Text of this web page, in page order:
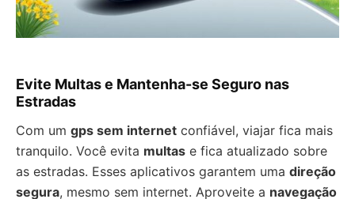
Evite Multas e Mantenha-se Seguro nas
Estradas
Com um gps sem internet confiável, viajar fica mais
tranquilo. Você evita multas e fica atualizado sobre
as estradas. Esses aplicativos garantem uma direção
segura, mesmo sem internet. Aproveite a navegação